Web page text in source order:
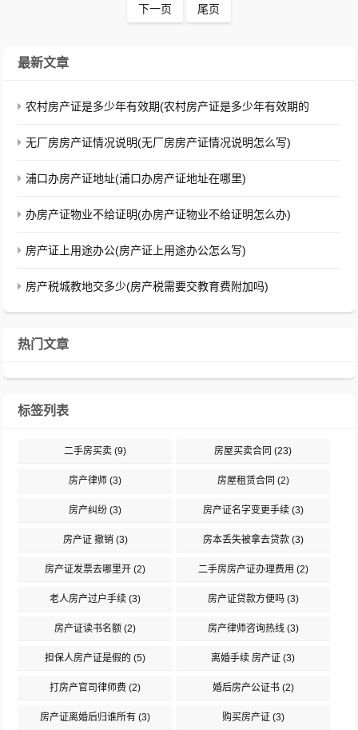
下一页 尾页
最新文章
农村房产证是多少年有效期(农村房产证是多少年有效期的
无厂房房产证情况说明(无厂房房产证情况说明怎么写)
浦口办房产证地址(浦口办房产证地址在哪里)
办房产证物业不给证明(办房产证物业不给证明怎么办)
房产证上用途办公(房产证上用途办公怎么写)
房产税城教地交多少(房产税需要交教育费附加吗)
热门文章
标签列表
二手房买卖 (9) 房屋买卖合同 (23)
房产律师 (3) 房屋租赁合同 (2)
房产纠纷 (3) 房产证名字变更手续(3)
房产证 撤销 (3) 房本丢失被拿去贷款(3)
房产证发票去哪里开 (2) 二手房房产证办理费用 (2)
老人房产过户手续 (3) 房产证贷款方便吗(3)
房产证读书名额 (2) 房产律师咨询热线(3)
担保人房产证是假的 (5) 离婚手续 房产证 (3)
打房产官司律师费 (2) 婚后房产公证书(2)
房产证离婚后归谁所有 (3) 购买房产证 (3)